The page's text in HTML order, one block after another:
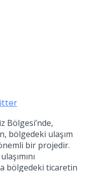
Bölgesi’nde,
bölgedeki ulaşım
bir projedir.
bölgedeki ticaretin